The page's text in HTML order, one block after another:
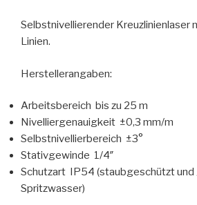
Selbstnivellierender Kreuzlinienlaser
Linien.
Herstellerangaben:
Arbeitsbereich bis zu 25 m
Nivelliergenauigkeit ±0,3 mm/m
Selbstnivellierbereich ±3°
Stativgewinde 1/4″
Schutzart IP54 (staubgeschützt
Spritzwasser)